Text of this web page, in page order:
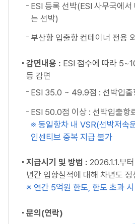
ESI 등록 선박(ESI 사무국에서
는 선박)
부산항 입출항 컨테이너 전용
감면내용 : ESI 점수에 따라
등 감면
ESI 35.0 ~ 49.9점 : 선박입출
ESI 50.0점 이상 : 선박입출항
※ 동일항차 내 VSR(선박저속
인센티브 중복 지급 불가
지급시기 및 방법 : 2026.1.1.부
년간 입항실적에 대해 차년도
※ 연간 5억원 한도, 한도 초과
문의(연락)